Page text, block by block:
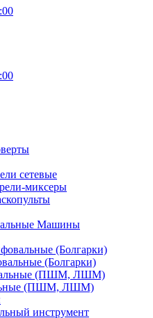
сетевые
миксеры
Машины
(Болгарки)
(ПШМ, ЛШМ)